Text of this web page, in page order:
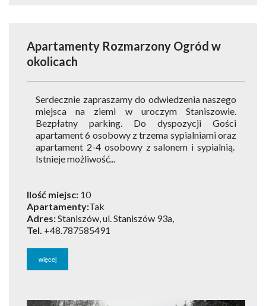
Apartamenty Rozmarzony Ogród w
okolicach
Serdecznie zapraszamy do odwiedzenia naszego
miejsca na ziemi w uroczym Staniszowie.
Bezpłatny parking. Do dyspozycji Gości
apartament 6 osobowy z trzema sypialniami oraz
apartament 2-4 osobowy z salonem i sypialnią.
Istnieje możliwość...
Ilość miejsc: 10
Apartamenty:Tak
Adres:Staniszów, ul. Staniszów 93a,
Tel. +48.787585491
więcej